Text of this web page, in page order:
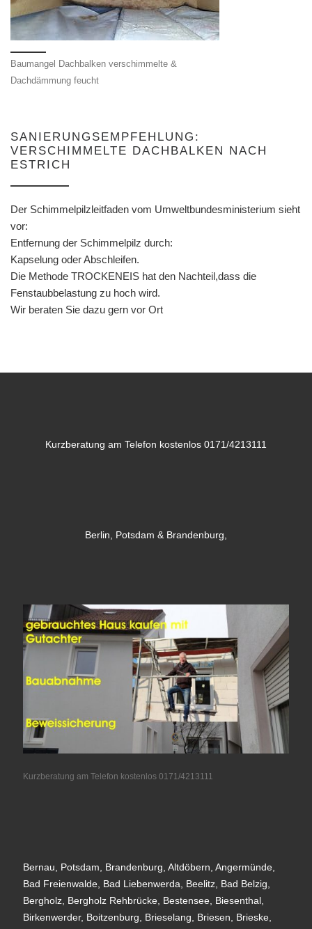
Baumangel Dachbalken verschimmelte &
Dachdämmung feucht
SANIERUNGSEMPFEHLUNG:
VERSCHIMMELTE DACHBALKEN NACH
ESTRICH
Der Schimmelpilzleitfaden vom Umweltbundesministerium sieht
vor:
Entfernung der Schimmelpilz durch:
Kapselung oder Abschleifen.
Die Methode TROCKENEIS hat den Nachteil,dass die
Fenstaubbelastung zu hoch wird.
Wir beraten Sie dazu gern vor Ort
Kurzberatung am Telefon kostenlos 0171/4213111
Berlin, Potsdam & Brandenburg,
Kurzberatung am Telefon kostenlos 0171/4213111
Bernau, Potsdam, Brandenburg, Altdöbern, Angermünde,
Bad Freienwalde, Bad Liebenwerda, Beelitz, Bad Belzig,
Bergholz, Bergholz Rehbrücke, Bestensee, Biesenthal,
Birkenwerder, Boitzenburg, Brieselang, Briesen, Brieske,